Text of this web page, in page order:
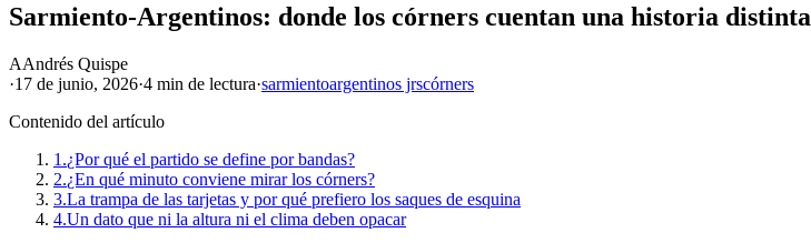
Sarmiento-Argentinos: donde los córners cuentan una historia distinta
AAndrés Quispe
·17 de junio, 2026·4 min de lectura·sarmientoargentinos jrscórners
Contenido del artículo
1.¿Por qué el partido se define por bandas?
2.¿En qué minuto conviene mirar los córners?
3.La trampa de las tarjetas y por qué prefiero los saques de esquina
4.Un dato que ni la altura ni el clima deben opacar